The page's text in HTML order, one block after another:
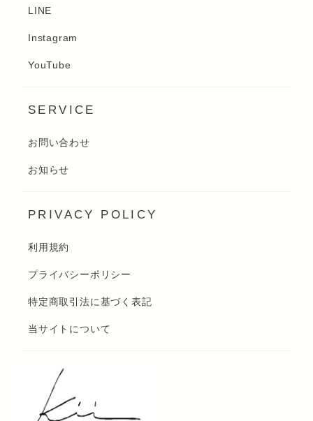
LINE
Instagram
YouTube
SERVICE
お問い合わせ
お知らせ
PRIVACY POLICY
利用規約
プライバシーポリシー
特定商取引法に基づく表記
当サイトについて